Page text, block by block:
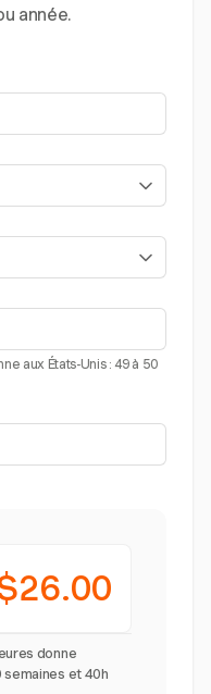
année.
aux États-Unis : 49 à 50
donne
et 40h